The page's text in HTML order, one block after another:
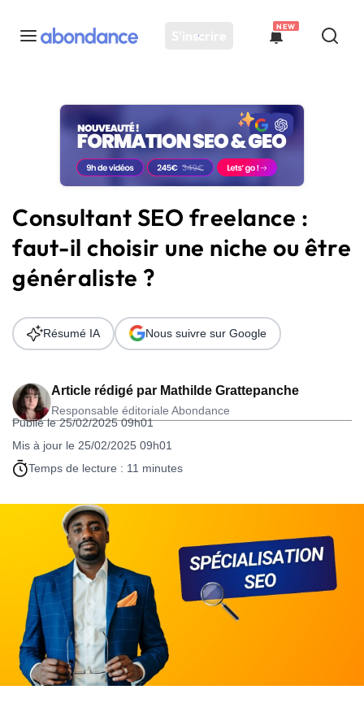
S'inscrire
NEW
Toutes les actus
Actus SEO
Plateforme
Solutions
Ressources
Audit SEO
Consultant SEO freelance :
faut-il choisir une niche ou être
généraliste ?
Article rédigé par Mathilde Grattepanche
Responsable éditoriale Abondance
Publié le 25/02/2025 09h01
Mis à jour le 25/02/2025 09h01
Temps de lecture : 11 minutes
Résumé IA Nous suivre sur Google